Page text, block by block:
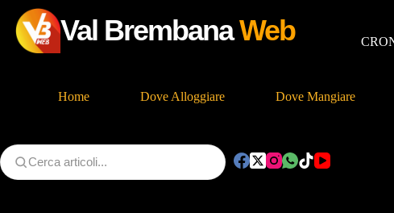
Val BrembanaWeb
Home Dove Alloggiare Dove Mangiare